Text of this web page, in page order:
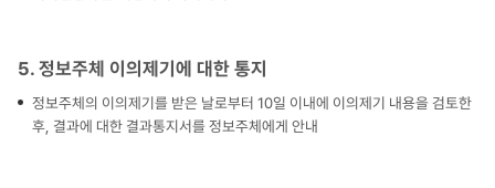
5. 정보주체 이의제기에 대한 통지
정보주체의 이의제기를 받은 날로부터 10일 이내에 이의제기 내용을 검토한
후, 결과에 대한 결과통지서를 정보주체에게 안내